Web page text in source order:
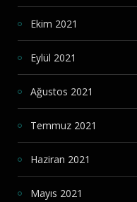
Ekim 2021
Eylül 2021
Ağustos 2021
Temmuz 2021
Haziran 2021
Mayıs 2021